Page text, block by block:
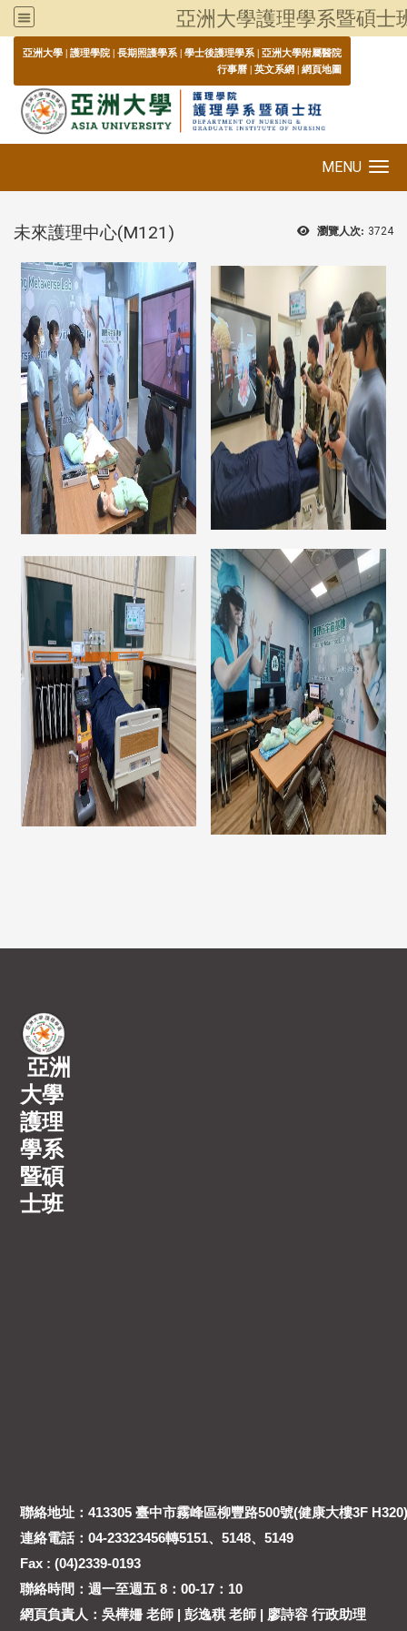
亞洲大學護理學系暨碩士
亞洲大學 | 護理學院 | 長期照護學系 | 學士後護理學系 | 亞洲大學附屬醫院
行事曆 | 英文系網 | 網頁地圖
MENU
瀏覽人次: 3724
未來護理中心(M121)
亞洲
大學
護理
學系
暨碩
士班
聯絡地址：413305 臺中市霧峰區柳豐路500號(健康大樓3F H320)
連絡電話：04-23323456轉5151、5148、5149
Fax : (04)2339-0193
聯絡時間：週一至週五 8：00-17：10
網頁負責人：吳樺姍 老師 | 彭逸稘 老師 | 廖詩容 行政助理